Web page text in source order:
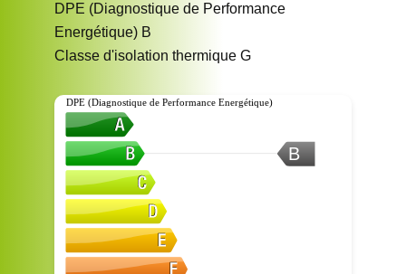
DPE (Diagnostique de Performance
Energétique) B
Classe d'isolation thermique G
B
DPE (Diagnostique de Performance Energétique)